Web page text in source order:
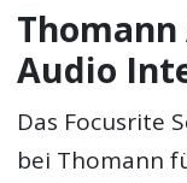
Audio
Das Focusrite
bei Thomann